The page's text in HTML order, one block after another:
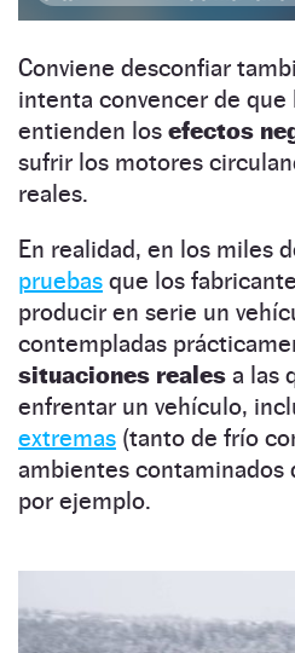
Conviene desconfiar
intenta convencer de
entienden los efectos
sufrir los motores
reales.
En realidad, en los miles
pruebas que los
producir en serie un
contempladas
situaciones reales a las
enfrentar un vehículo,
extremas (tanto de frío
ambientes contaminados
por ejemplo.